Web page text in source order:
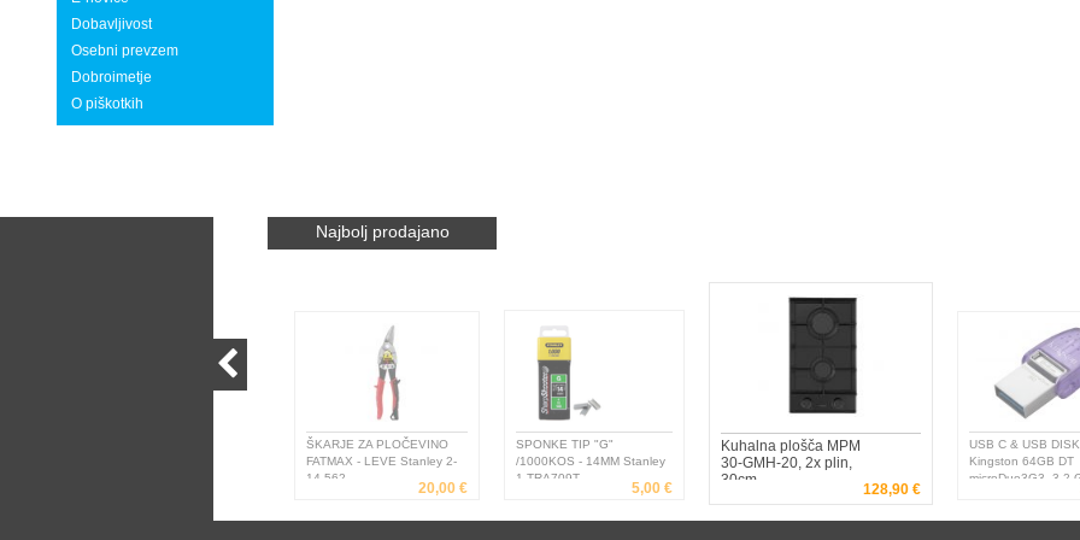
Dobavljivost
Osebni prevzem
Dobroimetje
O piškotkih
Najbolj prodajano
ŠKARJE ZA PLOČEVINO
FATMAX - LEVE Stanley 2-
14-562
20,00 €
SPONKE TIP "G"
/1000KOS - 14MM Stanley
1-TRA709T
5,00 €
Kuhalna plošča MPM
30-GMH-20, 2x plin,
30cm
128,90 €
USB C & USB DISK
Kingston 64GB DT
microDuo3G3, 3.2